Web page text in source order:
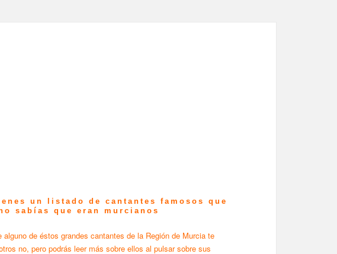
un listado de cantantes famosos que
sabías que eran murcianos
alguno de éstos grandes cantantes de la Región de Murcia te
no, pero podrás leer más sobre ellos al pulsar sobre sus